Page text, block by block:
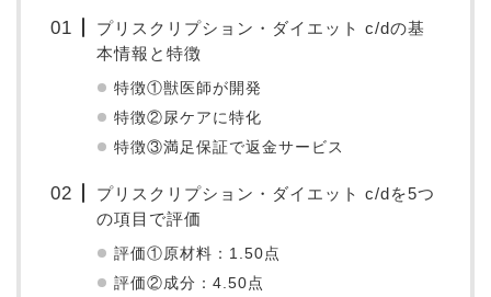
プリスクリプション・ダイエット c/dの基
本情報と特徴
特徴①獣医師が開発
特徴②尿ケアに特化
特徴③満足保証で返金サービス
プリスクリプション・ダイエット c/dを5つ
の項目で評価
評価①原材料：1.50点
評価②成分：4.50点